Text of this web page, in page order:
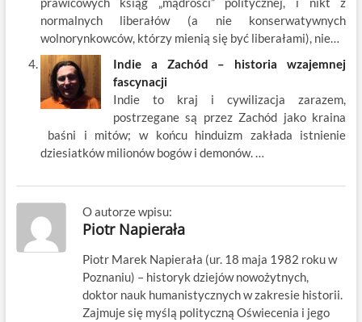
normalnych liberałów (a nie konserwatywnych
wolnorynkowców, którzy mienią się być liberałami), nie…
Indie a Zachód – historia wzajemnej
fascynacji
Indie to kraj i cywilizacja zarazem,
postrzegane są przez Zachód jako kraina
baśni i mitów; w końcu hinduizm zakłada istnienie
dziesiatków milionów bogów i demonów. …
O autorze wpisu:
Piotr Napierała
Piotr Marek Napierała (ur. 18 maja 1982 roku w
Poznaniu) – historyk dziejów nowożytnych,
doktor nauk humanistycznych w zakresie historii.
Zajmuje się myślą polityczną Oświecenia i jego